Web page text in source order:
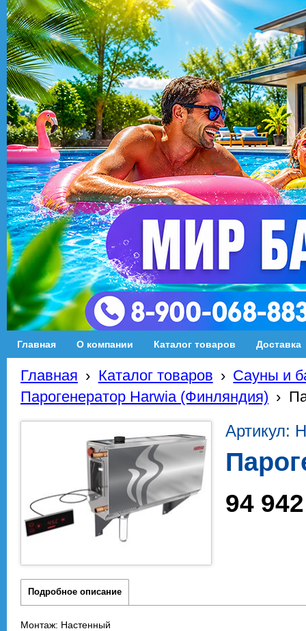
Главная О компании Каталог товаров Доставка
Главная › Каталог товаров › Сауны и
Парогенератор Harwia (Финляндия) ›
Артикул:
94 942
Подробное описание
Монтаж: Настенный